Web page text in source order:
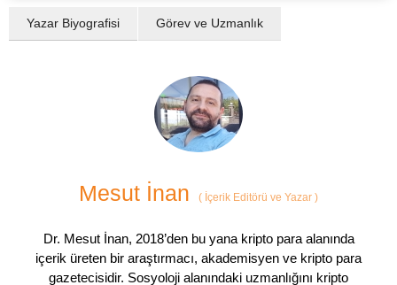
Yazar Biyografisi Görev ve Uzmanlık
Mesut İnan ( İçerik Editörü ve Yazar )
Dr. Mesut İnan, 2018’den bu yana kripto para alanında
içerik üreten bir araştırmacı, akademisyen ve kripto para
gazetecisidir. Sosyoloji alanındaki uzmanlığını kripto